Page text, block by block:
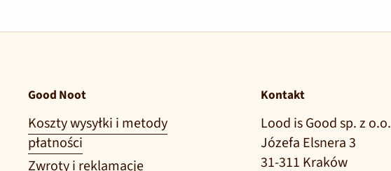
Good Noot
Koszty wysyłki i metody
płatności
Zwroty i reklamacje
Kontakt
Lood is Good sp. z o.o.
Józefa Elsnera 3
31-311 Kraków